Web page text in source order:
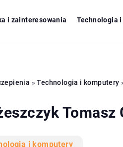
i zainteresowania Technologia
»Technologia i komputery
Tomasz
i komputery